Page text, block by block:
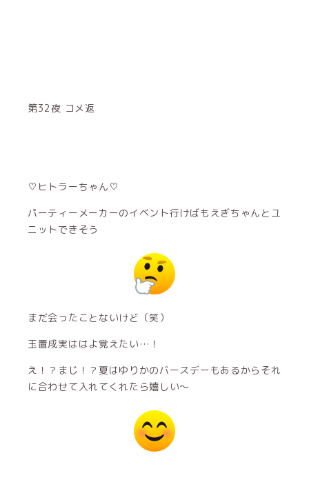
第32夜 コメ返
♡ヒトラーちゃん♡
パーティーメーカーのイベント行けばもえぎちゃんとユ
ニットできそう
まだ会ったことないけど（笑）
玉置成実ははよ覚えたい…！
え！？まじ！？夏はゆりかのバースデーもあるからそれ
に合わせて入れてくれたら嬉しい〜